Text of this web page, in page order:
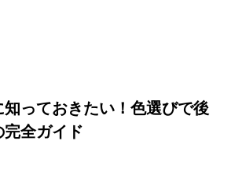
知っておきたい！色選びで後
全ガイド